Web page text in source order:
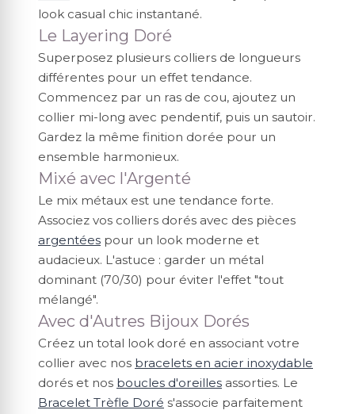
look casual chic instantané.
Le Layering Doré
Superposez plusieurs colliers de longueurs
différentes pour un effet tendance.
Commencez par un ras de cou, ajoutez un
collier mi-long avec pendentif, puis un sautoir.
Gardez la même finition dorée pour un
ensemble harmonieux.
Mixé avec l'Argenté
Le mix métaux est une tendance forte.
Associez vos colliers dorés avec des pièces
argentées pour un look moderne et
audacieux. L'astuce : garder un métal
dominant (70/30) pour éviter l'effet "tout
mélangé".
Avec d'Autres Bijoux Dorés
Créez un total look doré en associant votre
collier avec nos bracelets en acier inoxydable
dorés et nos boucles d'oreilles assorties. Le
Bracelet Trèfle Doré s'associe parfaitement